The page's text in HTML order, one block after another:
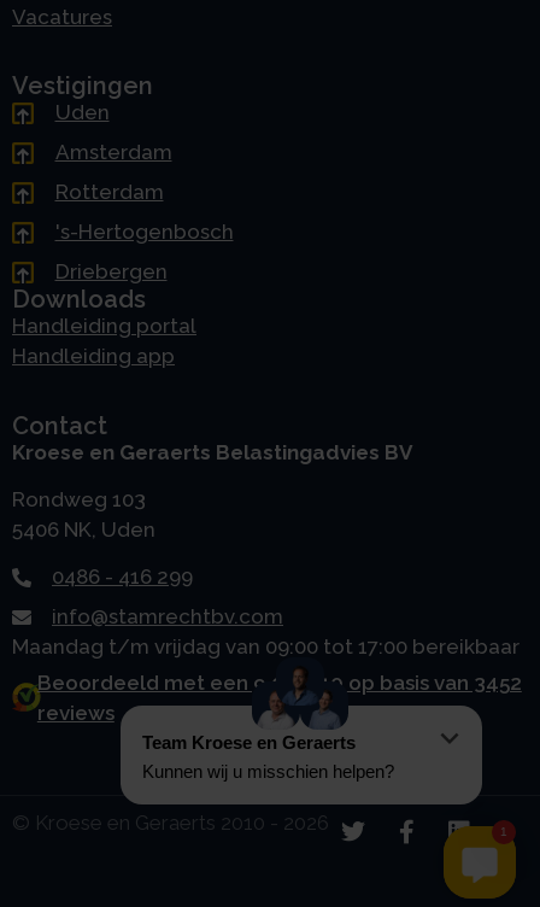
Vacatures
Vestigingen
Uden
Amsterdam
Rotterdam
's-Hertogenbosch
Driebergen
Downloads
Handleiding portal
Handleiding app
Contact
Kroese en Geraerts Belastingadvies BV
Rondweg 103
5406 NK, Uden
0486 - 416 299
info@stamrechtbv.com
Maandag t/m vrijdag van 09:00 tot 17:00 bereikbaar
Beoordeeld met een 9.0 uit 10 op basis van 3452
reviews
© Kroese en Geraerts 2010 - 2026